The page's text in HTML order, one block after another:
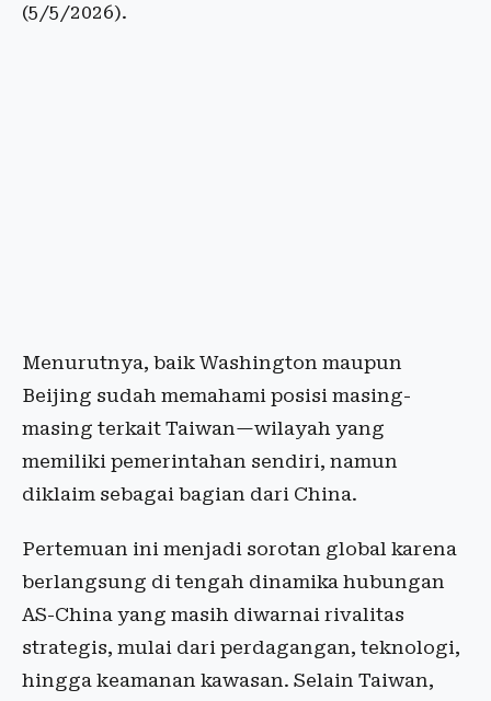
(5/5/2026).
Menurutnya, baik Washington maupun
Beijing sudah memahami posisi masing-
masing terkait Taiwan—wilayah yang
memiliki pemerintahan sendiri, namun
diklaim sebagai bagian dari China.
Pertemuan ini menjadi sorotan global karena
berlangsung di tengah dinamika hubungan
AS-China yang masih diwarnai rivalitas
strategis, mulai dari perdagangan, teknologi,
hingga keamanan kawasan. Selain Taiwan,